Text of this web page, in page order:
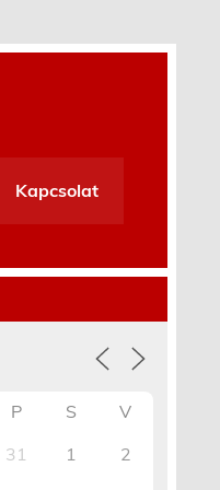
Kapcsolat
P S
V
31 1 2